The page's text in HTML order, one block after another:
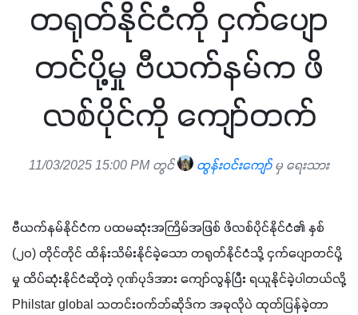
တရုတ်နိုင်ငံကို ငှက်ပျော
တင်ပို့မှု ဗီယက်နမ်က ဖိ
လစ်ပိုင်ကို ကျော်တက်
11/03/2025 15:00 PM တွင် ထွန်းဝင်းကျော်မှ ရေးသား
ဗီယက်နမ်နိုင်ငံက ပထမဆုံးအကြိမ်အဖြစ် ဖိလစ်ပိုင်နိုင်ငံ၏ နှစ်
(၂၀) တိုင်တိုင် ထိန်းသိမ်းနိုင်ခဲ့သော တရုတ်နိုင်ငံသို့ ငှက်ပျောတင်ပို့
မှု ထိပ်ဆုံးနိုင်ငံဆိုတဲ့ ဂုဏ်ပုဒ်အား ကျော်လွန်ပြီး ရယူနိုင်ခဲ့ပါတယ်လို့
Philstar global သတင်းဝက်ဘ်ဆိုဒ်က အခုလိုပဲ ထုတ်ပြန်ခဲ့တာ